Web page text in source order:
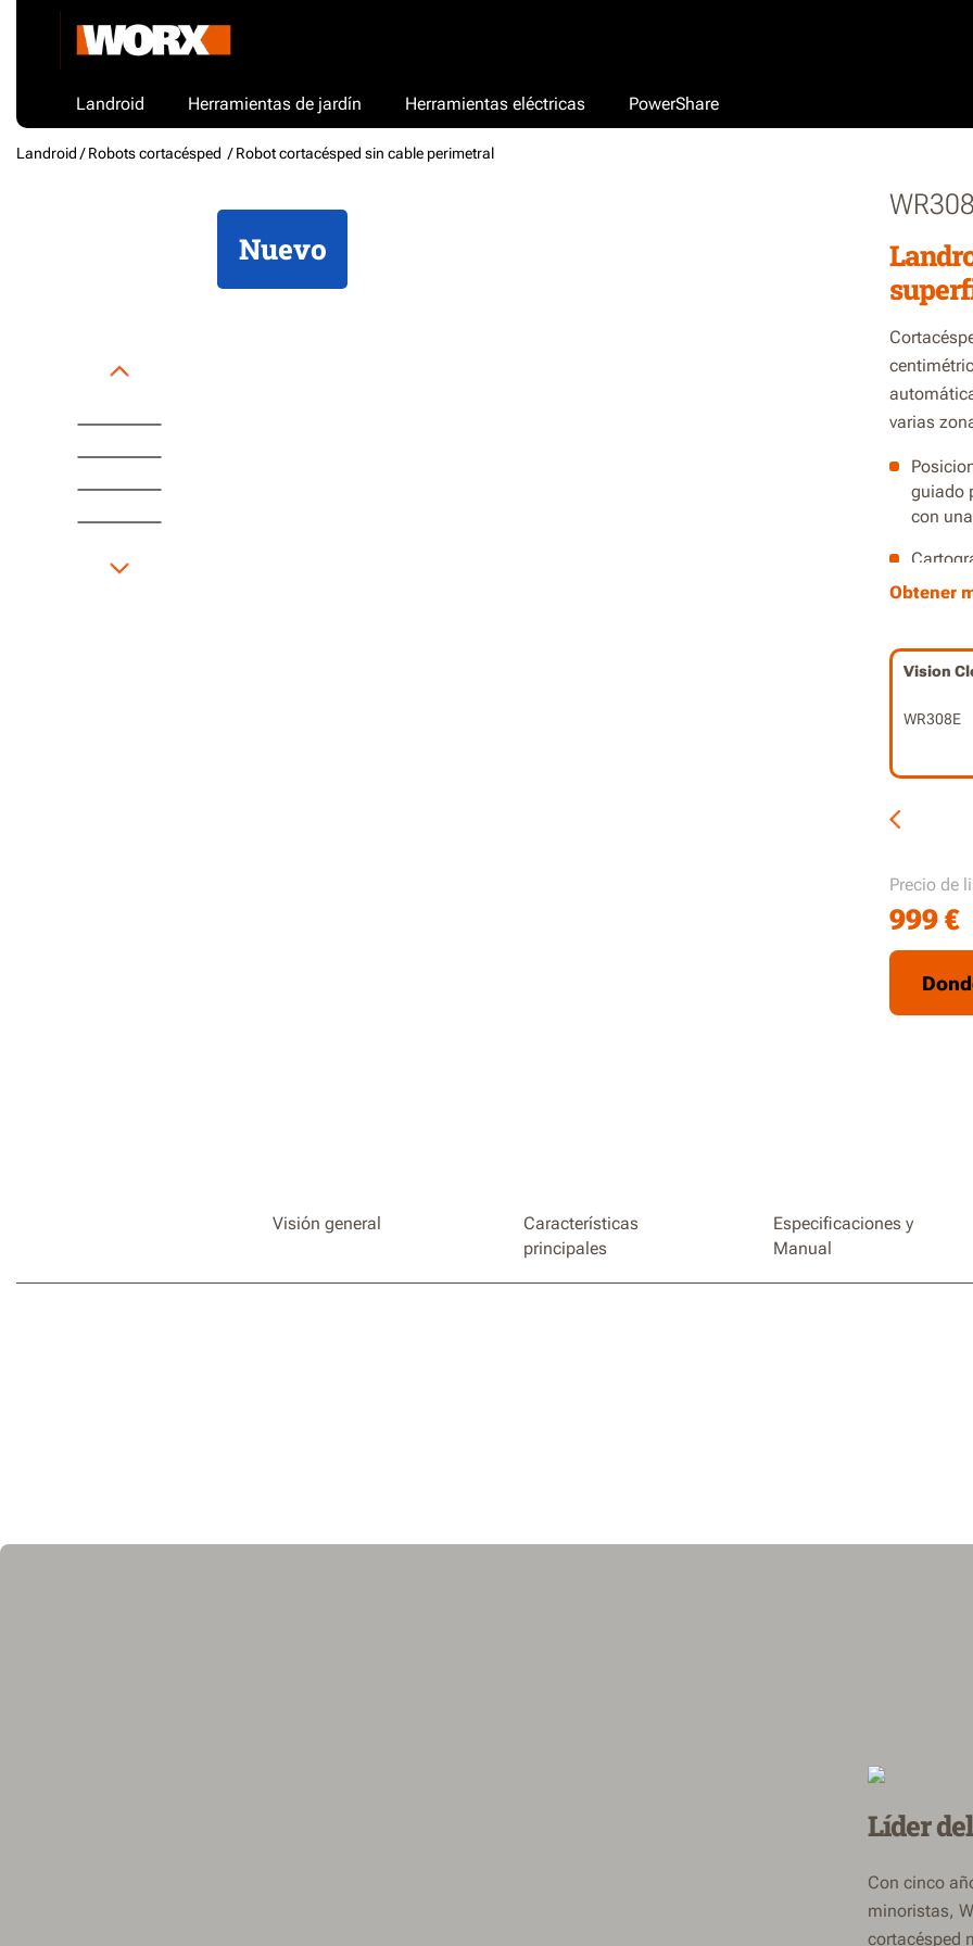
Landroid Herramientas de jardín Herramientas eléctricas PowerShare
Landroid /Robots cortacésped / Robot cortacésped sin cable perimetral
Nuevo
varias
guiado
con
una
Obtener
Vision
WR308E
Precio de
999€
Visión general
Características
principales
Especificaciones y
Manual
Líder
Con cinco
minoristas,
cortacésped